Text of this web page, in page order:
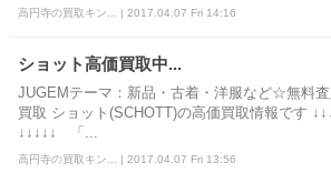
高円寺の買取キン... | 2017.04.07 Fri 14:16
ショット高価買取中...
JUGEMテーマ：新品・古着・洋服など☆無料
買取 ショット(SCHOTT)の高価買取情報です
↓↓↓↓↓ 「...
高円寺の買取キン... | 2017.04.07 Fri 13:56